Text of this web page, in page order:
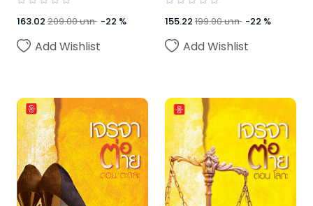
163.02 209.00บาท -22 %
Add Wishlist
155.22 199.00บาท -22 %
Add Wishlist